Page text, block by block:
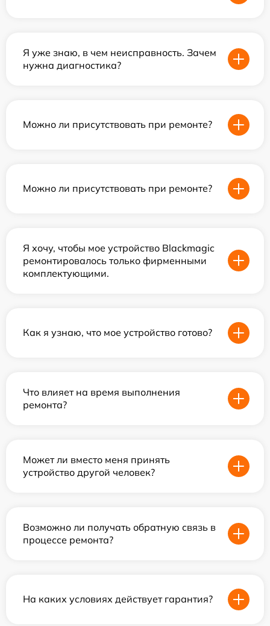
Я уже знаю, в чем неисправность. Зачем
нужна диагностика?
Можно ли присутствовать при ремонте?
Можно ли присутствовать при ремонте?
Я хочу, чтобы мое устройство Blackmagic
ремонтировалось только фирменными
комплектующими.
Как я узнаю, что мое устройство готово?
Что влияет на время выполнения
ремонта?
Может ли вместо меня принять
устройство другой человек?
Возможно ли получать обратную связь в
процессе ремонта?
На каких условиях действует гарантия?